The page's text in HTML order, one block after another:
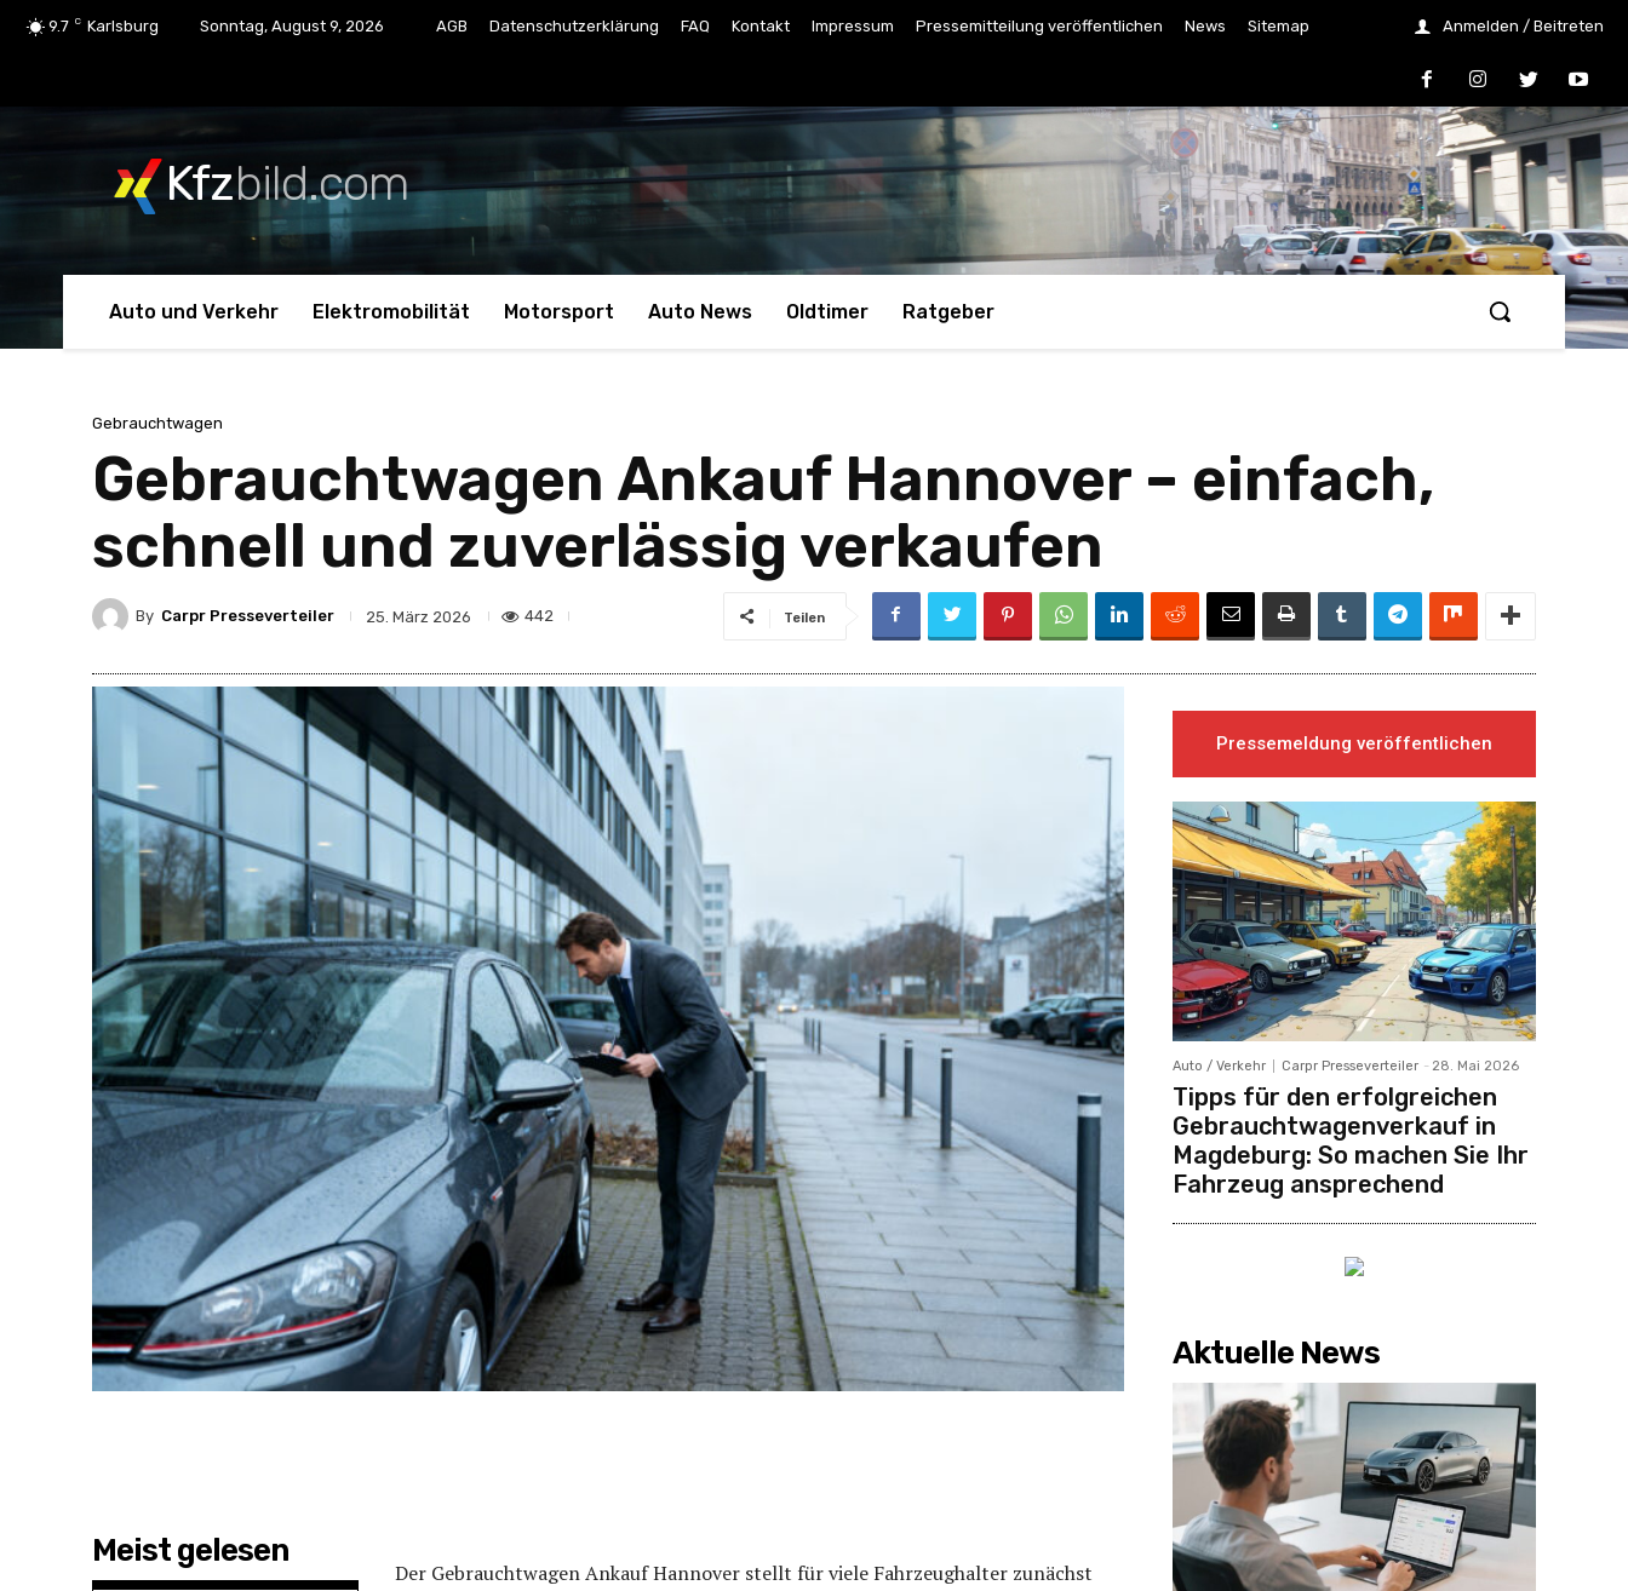
9.7 C Karlsburg Sonntag, August 9, 2026 AGB Datenschutzerklärung FAQ Kontakt Impressum Pressemitteilung veröffentlichen News Sitemap Anmelden / Beitreten
Kfzbild.com
Auto und Verkehr Elektromobilität Motorsport Auto News Oldtimer Ratgeber
Gebrauchtwagen
Gebrauchtwagen Ankauf Hannover – einfach,
schnell und zuverlässig verkaufen
By Carpr Presseverteiler 25. März 2026 442 Teilen
Meist gelesen
Der Gebrauchtwagen Ankauf Hannover stellt für viele Fahrzeughalter zunächst
Pressemeldung veröffentlichen
Auto / Verkehr Carpr Presseverteiler - 28. Mai 2026
Tipps für den erfolgreichen
Gebrauchtwagenverkauf in
Magdeburg: So machen Sie Ihr
Fahrzeug ansprechend
Aktuelle News